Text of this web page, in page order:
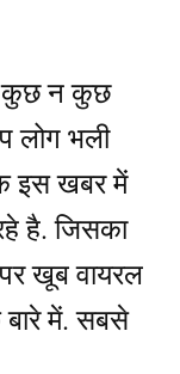
कुछ न कुछ
लोग भली
इस खबर में
है. जिसका
खूब वायरल
बारे में. सबसे